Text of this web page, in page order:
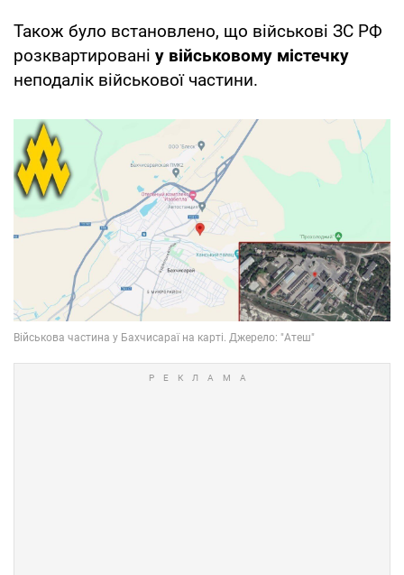
Також було встановлено, що військові ЗС РФ
розквартировані у військовому містечку
неподалік військової частини.